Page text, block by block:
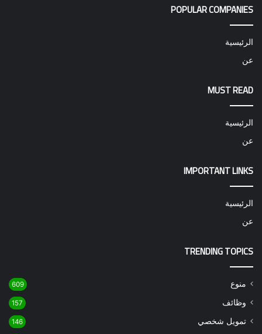
POPULAR COMPANIES
الرئيسية
عن
MUST READ
الرئيسية
عن
IMPORTANT LINKS
الرئيسية
عن
TRENDING TOPICS
منوع 609
وظائف 157
تمويل شخصي 146